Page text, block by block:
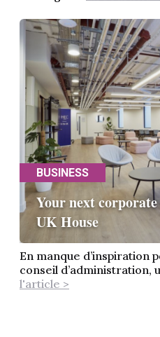
BUSINESS
Your next
UK House
En manque d’inspiration
conseil d’administration,
l'article >